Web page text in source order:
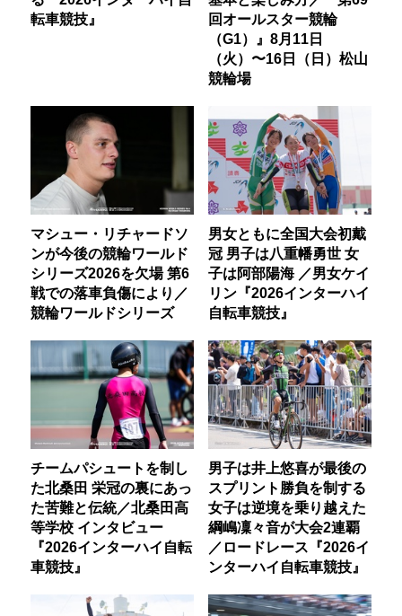
転車競技』
回オールスター競輪
（G1）』8月11日
（火）〜16日（日）松山
競輪場
マシュー・リチャードソ
ンが今後の競輪ワールド
シリーズ2026を欠場 第6
戦での落車負傷により／
競輪ワールドシリーズ
男女ともに全国大会初戴
冠 男子は八重幡勇世 女
子は阿部陽海 ／男女ケイ
リン『2026インターハイ
自転車競技』
チームパシュートを制し
た北桑田 栄冠の裏にあっ
た苦難と伝統／北桑田高
等学校 インタビュー
『2026インターハイ自転
車競技』
男子は井上悠喜が最後の
スプリント勝負を制する
女子は逆境を乗り越えた
綱嶋凜々音が大会2連覇
／ロードレース『2026イ
ンターハイ自転車競技』